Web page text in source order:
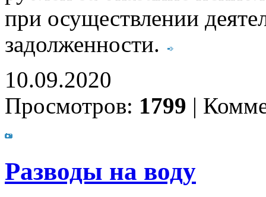
при осуществлении
задолженности.
10.09.2020
Просмотров: 1799 |
Разводы на воду